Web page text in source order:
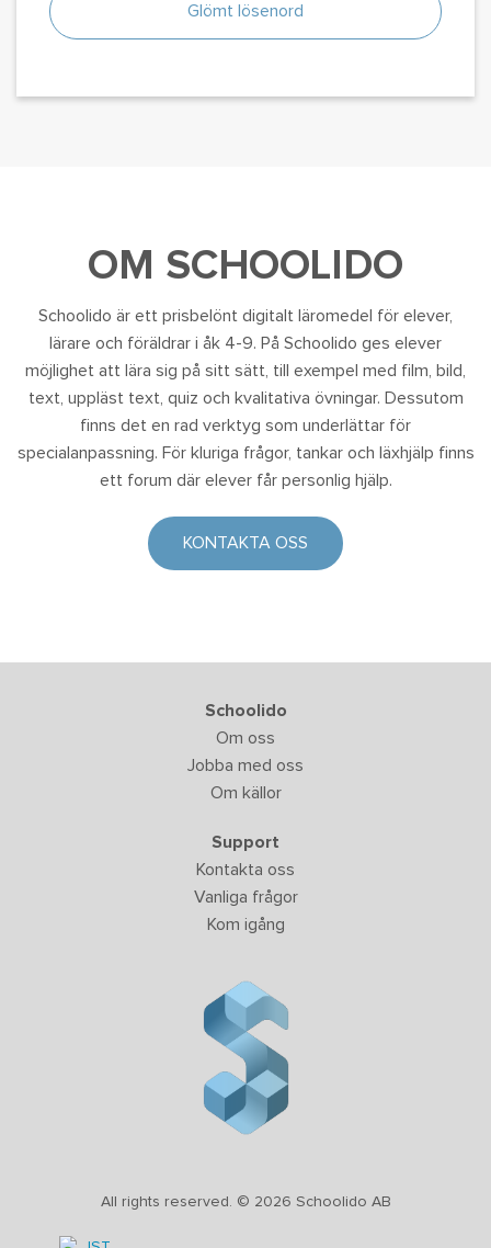
Glömt lösenord
OM SCHOOLIDO
Schoolido är ett prisbelönt digitalt läromedel för elever,
lärare och föräldrar i åk 4-9. På Schoolido ges elever
möjlighet att lära sig på sitt sätt, till exempel med film, bild,
text, uppläst text, quiz och kvalitativa övningar. Dessutom
finns det en rad verktyg som underlättar för
specialanpassning. För kluriga frågor, tankar och läxhjälp finns
ett forum där elever får personlig hjälp.
KONTAKTA OSS
Schoolido
Om oss
Jobba med oss
Om källor
Support
Kontakta oss
Vanliga frågor
Kom igång
All rights reserved. © 2026 Schoolido AB